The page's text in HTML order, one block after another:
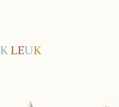
K LEUK